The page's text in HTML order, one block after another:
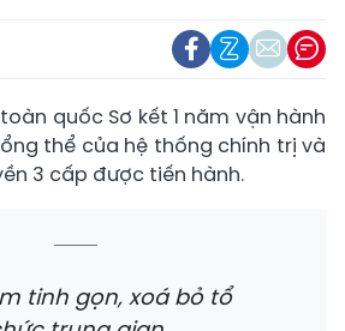
quốc Sơ kết 1 năm vận hành
thể của hệ thống chính trị và
3 cấp được tiến hành.
tinh gọn, xoá bỏ tổ